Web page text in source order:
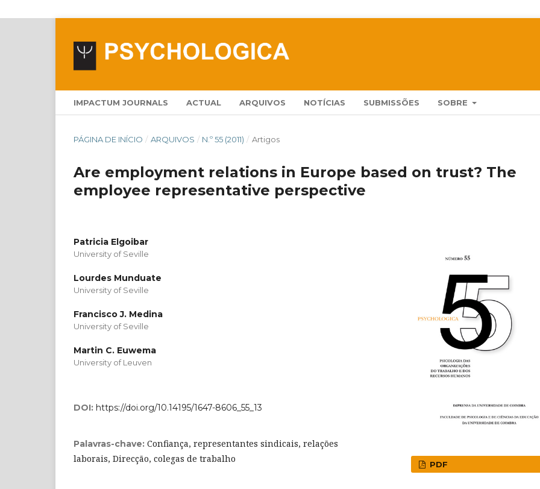
IMPACTUM JOURNALS ACTUAL ARQUIVOS NOTÍCIAS SUBMISSÕES SOBRE
PÁGINA DE INÍCIO / ARQUIVOS / N.º 55 (2011) / Artigos
Are employment relations in Europe based on trust? The
employee representative perspective
Patricia Elgoibar
University of Seville
Lourdes Munduate
University of Seville
Francisco J. Medina
University of Seville
Martin C. Euwema
University of Leuven
DOI: https://doi.org/10.14195/1647-8606_55_13
Palavras-chave: Confiança, representantes sindicais, relações
laborais, Direcção, colegas de trabalho
PDF